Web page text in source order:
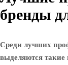
бренды
Среди лучших
выделяются такие